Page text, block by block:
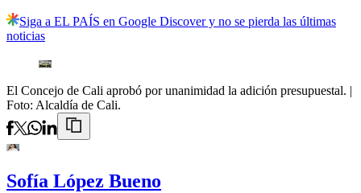
Siga a EL PAÍS en Google Discover y no se pierda las últimas
noticias
El Concejo de Cali aprobó por unanimidad la adición presupuestal. |
Foto: Alcaldía de Cali.
Sofía López Bueno